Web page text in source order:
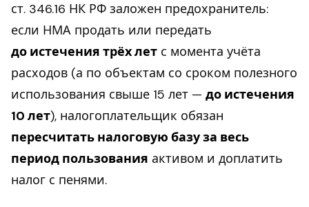
ст. 346.16 НК РФ заложен предохранитель:
если НМА продать или передать
до истечения трёх лет с момента учёта
расходов (а по объектам со сроком полезного
использования свыше 15 лет — до истечения
10 лет), налогоплательщик обязан
пересчитать налоговую базу за весь
период пользования активом и доплатить
налог с пенями.